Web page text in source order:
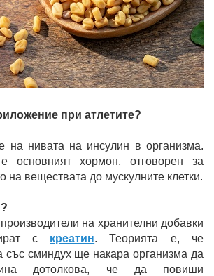
при атлетите?
на нивата на инсулин в организма.
основният хормон, отговорен за
на веществата до мускулните клетки.
на хранителни добавки
с креатин. Теорията е, че
със сминдух ще накара организма да
дотолкова, че да повиши